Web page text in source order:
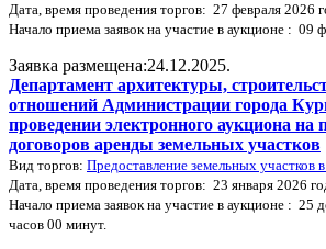
Дата, время проведения торгов: 27 февраля 2026
Начало приема заявок на участие в аукционе : 09
Заявка размещена:24.12.2025.
Департамент архитектуры,
отношений Администрации города
проведении электронного аукциона на
договоров аренды земельных участков
Вид торгов: Предоставление земельных участков
Дата, время проведения торгов: 23 января 2026
Начало приема заявок на участие в аукционе : 25
часов 00 минут.